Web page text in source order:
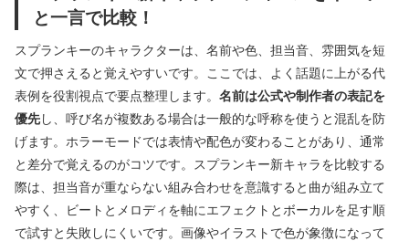
と一言で比較！
スプランキーのキャラクターは、名前や色、担当音、雰囲気を短
文で押さえると覚えやすいです。ここでは、よく話題に上がる代
表例を役割視点で要点整理します。 名前は公式や制作者の表記を
優先し、呼び名が複数ある場合は一般的な呼称を使うと混乱を防
げます。ホラーモードでは表情や配色が変わることがあり、通常
と差分で覚えるのがコツです。スプランキー新キャラを比較する
際は、担当音が重ならない組み合わせを意識すると曲が組み立て
やすく、ビートとメロディを軸にエフェクトとボーカルを足す順
で試すと失敗しにくいです。画像やイラストで色が象徴になって